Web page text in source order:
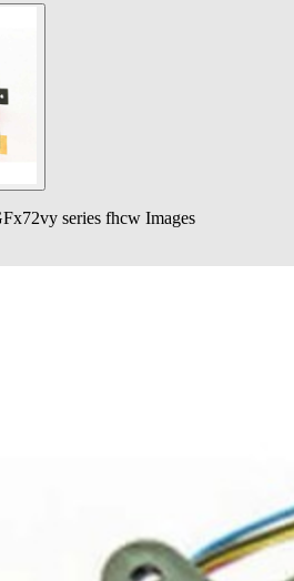
series fhcw Images